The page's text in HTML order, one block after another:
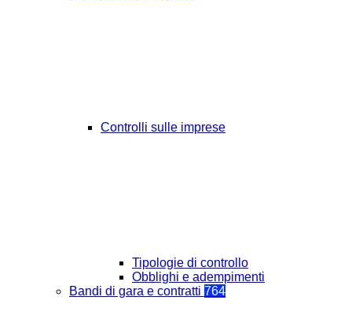
Controlli sulle imprese
Tipologie di controllo
Obblighi e adempimenti
Bandi di gara e contratti 764